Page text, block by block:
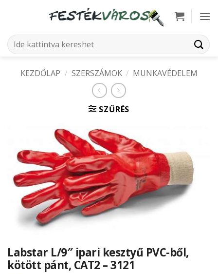
Keresés
a
KEZDŐLAP / SZERSZÁMOK / MUNKAVÉDELEM
SZŰRÉS
Labstar L/9″ ipari kesztyű PVC-ből,
kötött pánt, CAT2 – 3121